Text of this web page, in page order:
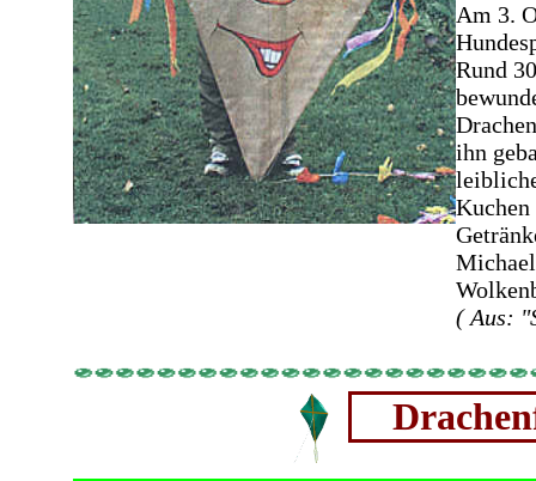
Am 3.
Rund
ihn
Kuchen
( Aus: